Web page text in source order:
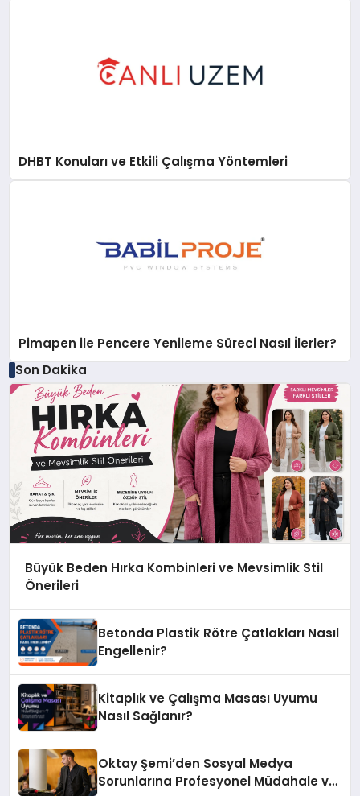
DHBT Konuları ve Etkili Çalışma Yöntemleri
Pimapen ile Pencere Yenileme Süreci Nasıl İlerler?
Son Dakika
Büyük Beden Hırka Kombinleri ve Mevsimlik Stil
Önerileri
Betonda Plastik Rötre Çatlakları Nasıl
Engellenir?
Kitaplık ve Çalışma Masası Uyumu
Nasıl Sağlanır?
Oktay Şemi’den Sosyal Medya
Sorunlarına Profesyonel Müdahale ve